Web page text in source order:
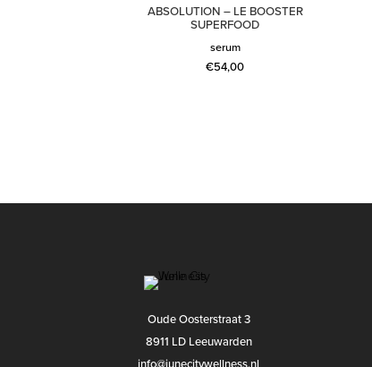
ABSOLUTION – LE BOOSTER
SUPERFOOD
serum
€54,00
Oude Oosterstraat 3
8911 LD Leeuwarden
info@junecitywellness.nl